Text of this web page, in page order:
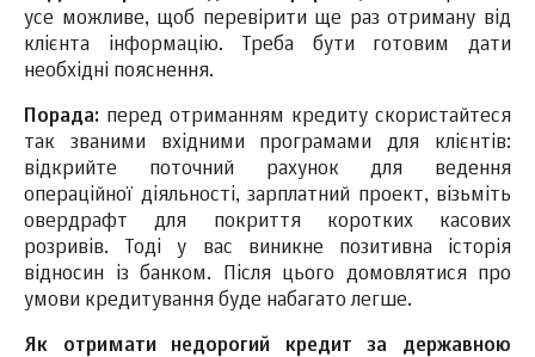
усе можливе, щоб перевірити ще раз отриману від
клієнта інформацію. Треба бути готовим дати
необхідні пояснення.
Порада: перед отриманням кредиту скористайтеся
так званими вхідними програмами для клієнтів:
відкрийте поточний рахунок для ведення
операційної діяльності, зарплатний проект, візьміть
овердрафт для покриття коротких касових
розривів. Тоді у вас виникне позитивна історія
відносин із банком. Після цього домовлятися про
умови кредитування буде набагато легше.
Як отримати недорогий кредит за державною